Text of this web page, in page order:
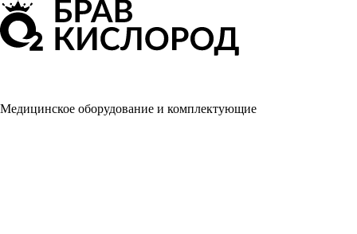
Медицинское оборудование и комплектующие